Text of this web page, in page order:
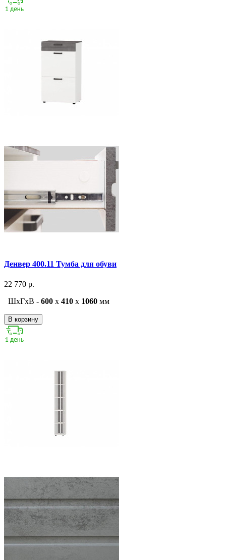
Денвер 400.11 Тумба для обуви
22 770 р.
ШxГxВ - 600 x 410 x 1060 мм
В корзину